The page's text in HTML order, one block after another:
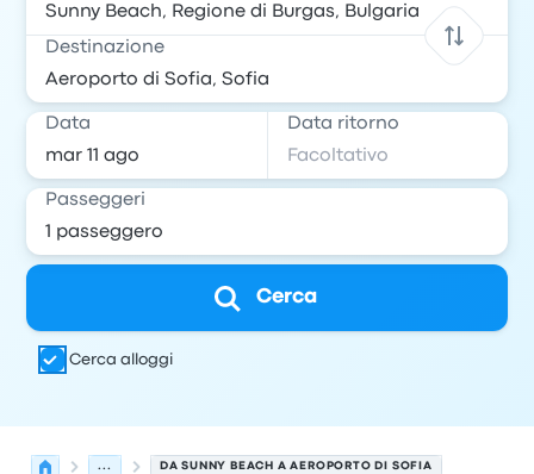
Destinazione
Data Data ritorno
Passeggeri
Cerca
Cerca alloggi
... DA SUNNY BEACH A AEROPORTO DI SOFIA